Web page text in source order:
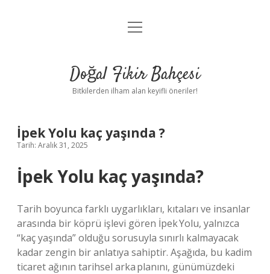
Anasayfa
Yasal Uyarı
menüyü
Doğal Fikir Bahçesi
Bitkilerden ilham alan keyifli öneriler!
İpek Yolu kaç yaşında ?
Tarih: Aralık 31, 2025
İpek Yolu kaç yaşında?
Tarih boyunca farklı uygarlıkları, kıtaları ve insanlar
arasında bir köprü işlevi gören İpek Yolu, yalnızca
“kaç yaşında” olduğu sorusuyla sınırlı kalmayacak
kadar zengin bir anlatıya sahiptir. Aşağıda, bu kadim
ticaret ağının tarihsel arka planını, günümüzdeki